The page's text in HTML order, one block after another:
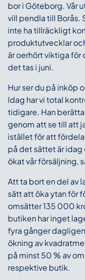
bor i Göteborg. Vår
vill pendla till Borås.
inte ha tillräckligt
produktutvecklar
är oerhört viktiga för
det tas i juni.
Hur ser du på inköp
Idag har vi total
tidigare. Han
genom att se till att
istället för att
på det sättet är idag
ökat vår försäljning,
Att ta bort en del av
sätt att öka ytan för
omsätter 135 000
butiken har inget
fyra gånger
ökning av
på minst 50 % av
respektive butik.